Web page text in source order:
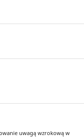
uwagą wzrokową w